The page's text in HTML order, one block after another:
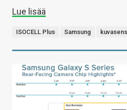
Lue lisää
ISOCELL Plus Samsung